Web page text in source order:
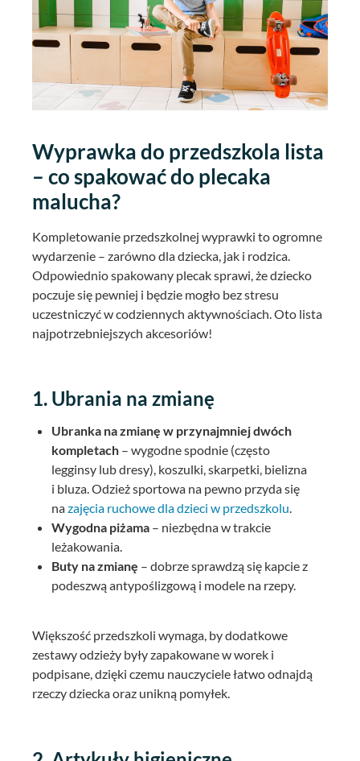
Wyprawka do przedszkola lista
– co spakować do plecaka
malucha?
Kompletowanie przedszkolnej wyprawki to ogromne
wydarzenie – zarówno dla dziecka, jak i rodzica.
Odpowiednio spakowany plecak sprawi, że dziecko
poczuje się pewniej i będzie mogło bez stresu
uczestniczyć w codziennych aktywnościach. Oto lista
najpotrzebniejszych akcesoriów!
1. Ubrania na zmianę
Ubranka na zmianę w przynajmniej dwóch
kompletach – wygodne spodnie (często
legginsy lub dresy), koszulki, skarpetki, bielizna
i bluza. Odzież sportowa na pewno przyda się
nazajęcia ruchowe dla dzieci w przedszkolu.
Wygodna piżama – niezbędna w trakcie
leżakowania.
Buty na zmianę – dobrze sprawdzą się kapcie z
podeszwą antypoślizgową i modele na rzepy.
Większość przedszkoli wymaga, by dodatkowe
zestawy odzieży były zapakowane w worek i
podpisane, dzięki czemu nauczyciele łatwo odnajdą
rzeczy dziecka oraz unikną pomyłek.